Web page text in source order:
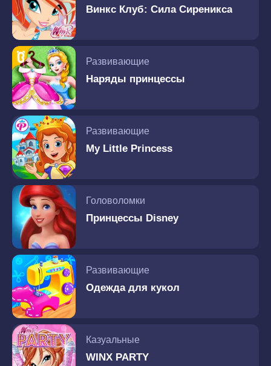
Винкс Клуб: Сила Сиреникса
Развивающие
Наряды принцессы
Развивающие
My Little Princess
Головоломки
Принцессы Disney
Развивающие
Одежда для кукол
Казуальные
WINX PARTY